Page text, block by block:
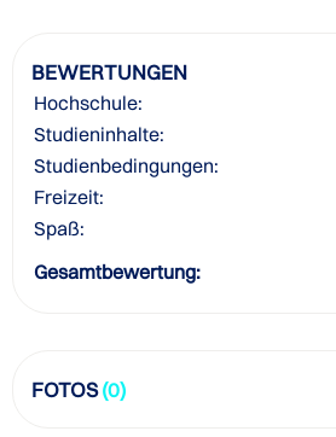
BEWERTUNGEN
Hochschule:
Studieninhalte:
Studienbedingungen:
Freizeit:
Spaß:
Gesamtbewertung:
FOTOS(0)